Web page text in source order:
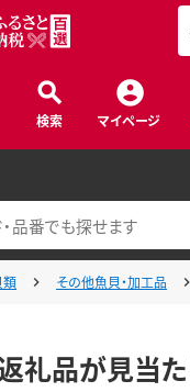
検索 マイページ
類 その他魚貝・加工品
礼品が見当た